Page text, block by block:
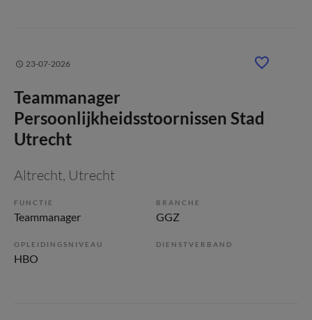
23-07-2026
Teammanager
Persoonlijkheidsstoornissen Stad
Utrecht
Altrecht, Utrecht
FUNCTIE
Teammanager
BRANCHE
GGZ
OPLEIDINGSNIVEAU
HBO
DIENSTVERBAND